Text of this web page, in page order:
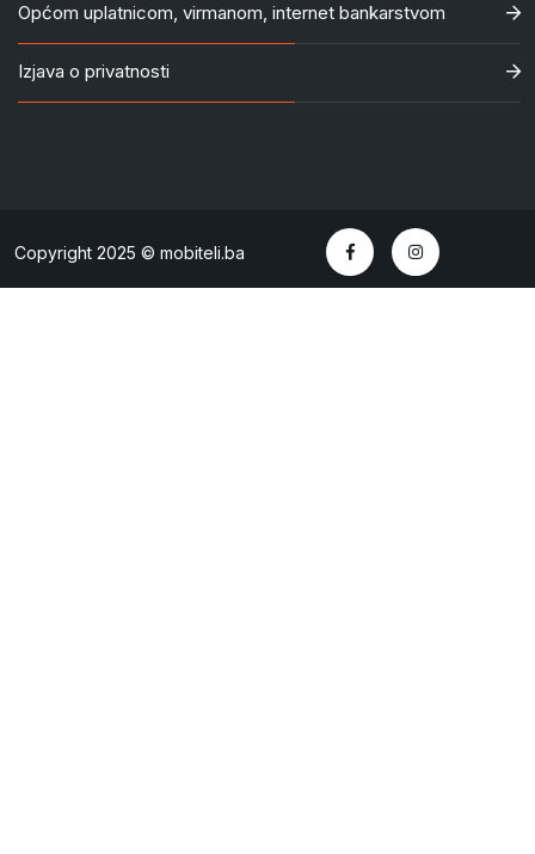
Općom uplatnicom, virmanom, internet bankarstvom
Izjava o privatnosti
Copyright 2025 © mobiteli.ba